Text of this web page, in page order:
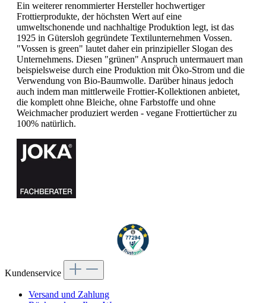
Ein weiterer renommierter Hersteller hochwertiger
Frottierprodukte, der höchsten Wert auf eine
umweltschonende und nachhaltige Produktion legt, ist das
1925 in Gütersloh gegründete Textilunternehmen Vossen.
"Vossen is green" lautet daher ein prinzipieller Slogan des
Unternehmens. Diesen "grünen" Anspruch untermauert man
beispielsweise durch eine Produktion mit Öko-Strom und die
Verwendung von Bio-Baumwolle. Darüber hinaus jedoch
auch indem man mittlerweile Frottier-Kollektionen anbietet,
die komplett ohne Bleiche, ohne Farbstoffe und ohne
Weichmacher produziert werden - vegane Frottiertücher zu
100% natürlich.
Kundenservice
Versand und Zahlung